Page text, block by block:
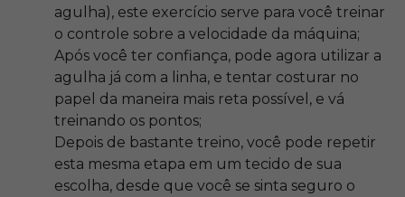
agulha), este exercício serve para você treinar
o controle sobre a velocidade da máquina;
Após você ter confiança, pode agora utilizar a
agulha já com a linha, e tentar costurar no
papel da maneira mais reta possível, e vá
treinando os pontos;
Depois de bastante treino, você pode repetir
esta mesma etapa em um tecido de sua
escolha, desde que você se sinta seguro o